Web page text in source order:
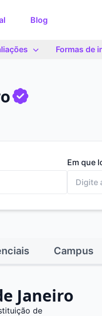
Blog
Formas de
Em que
Campus
Janeiro
de